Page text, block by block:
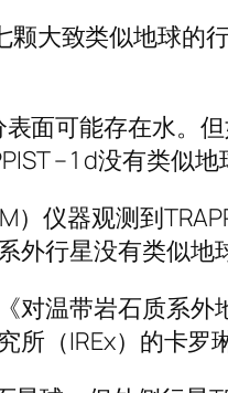
颗大致类似地球
面可能存在水。
– 1 d没有类似地
仪器观测到
行星没有类似地
温带岩石质系外
（IREx）的卡罗琳